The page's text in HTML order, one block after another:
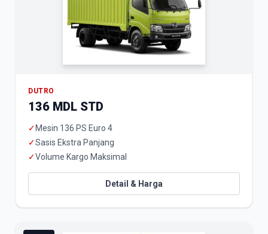
DUTRO
136 MDL STD
✓ Mesin 136 PS Euro 4
✓Sasis Ekstra Panjang
✓Volume Kargo Maksimal
Detail & Harga